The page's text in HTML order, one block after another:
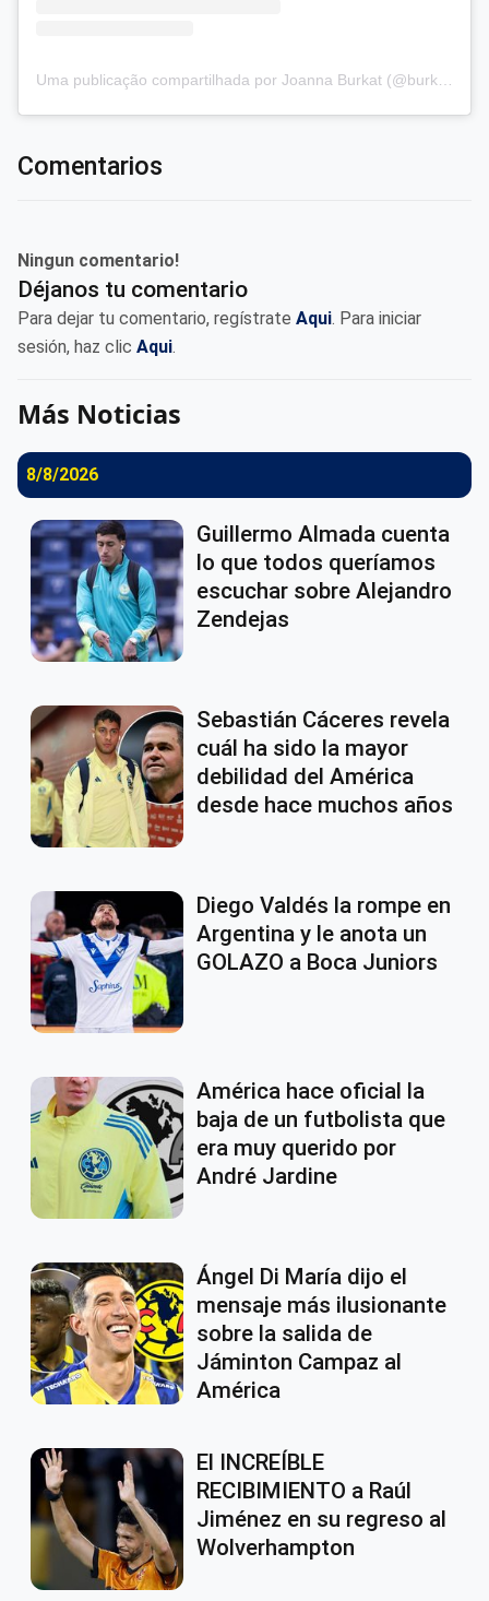
Uma publicação compartilhada por Joanna Burkat (@burkat.joanna)
Comentarios
Ningun comentario!
Déjanos tu comentario
Para dejar tu comentario, regístrate Aqui. Para iniciar
sesión, haz clic Aqui.
Más Noticias
8/8/2026
Guillermo Almada cuenta
lo que todos queríamos
escuchar sobre Alejandro
Zendejas
Sebastián Cáceres revela
cuál ha sido la mayor
debilidad del América
desde hace muchos años
Diego Valdés la rompe en
Argentina y le anota un
GOLAZO a Boca Juniors
América hace oficial la
baja de un futbolista que
era muy querido por
André Jardine
Ángel Di María dijo el
mensaje más ilusionante
sobre la salida de
Jáminton Campaz al
América
El INCREÍBLE
RECIBIMIENTO a Raúl
Jiménez en su regreso al
Wolverhampton